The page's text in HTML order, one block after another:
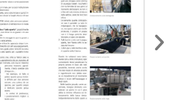
l’agenzia charter Albatross.
Questo è il suo periodo più
formativo in cui ha la possibilità di
organizzare crociere anche al di
fuori del Mediterraneo e di
sperimentare e aprire varie rotte e
zone da charter ai Caraibi, nel